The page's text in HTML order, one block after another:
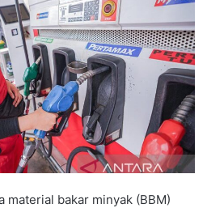
material bakar minyak (BBM)